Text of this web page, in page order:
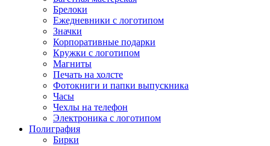
Брелоки
Ежедневники с логотипом
Значки
Корпоративные подарки
Кружки с логотипом
Магниты
Печать на холсте
Фотокниги и папки выпускника
Часы
Чехлы на телефон
Электроника с логотипом
Полиграфия
Бирки